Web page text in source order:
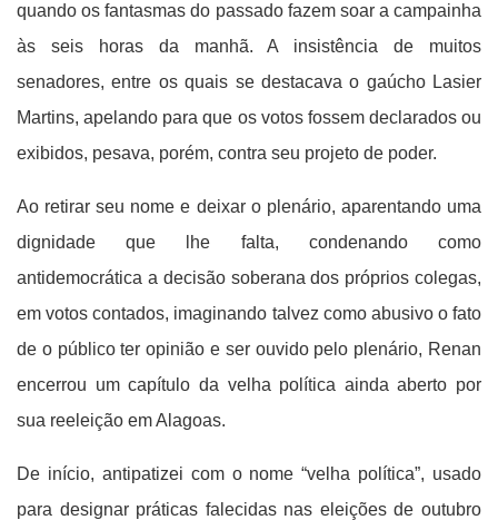
quando os fantasmas do passado fazem soar a campainha
às seis horas da manhã. A insistência de muitos
senadores, entre os quais se destacava o gaúcho Lasier
Martins, apelando para que os votos fossem declarados ou
exibidos, pesava, porém, contra seu projeto de poder.
Ao retirar seu nome e deixar o plenário, aparentando uma
dignidade que lhe falta, condenando como
antidemocrática a decisão soberana dos próprios colegas,
em votos contados, imaginando talvez como abusivo o fato
de o público ter opinião e ser ouvido pelo plenário, Renan
encerrou um capítulo da velha política ainda aberto por
sua reeleição em Alagoas.
De início, antipatizei com o nome “velha política”, usado
para designar práticas falecidas nas eleições de outubro